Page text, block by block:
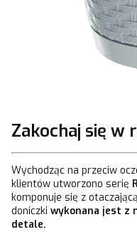
Zakochaj się w
Wychodząc na przeciw
klientów utworzono serię
komponuje się z
doniczki wykonana jest z
detale.